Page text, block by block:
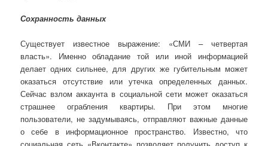
Сохранность данных
Существует известное выражение: «СМИ – четвертая
власть». Именно обладание той или иной информацией
делает одних сильнее, для других же губительным может
оказаться отсутствие или утечка определенных данных.
Сейчас взлом аккаунта в социальной сети может оказаться
страшнее ограбления квартиры. При этом многие
пользователи, не задумываясь, отправляют важные данные
о себе в информационное пространство. Известно, что